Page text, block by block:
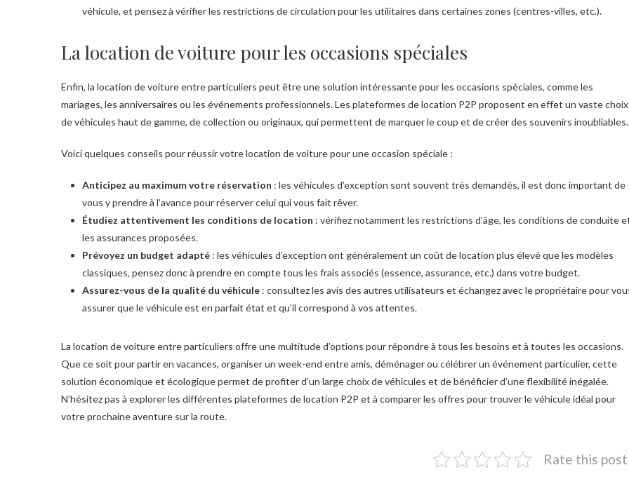
véhicule, et pensez à vérifier les restrictions de circulation pour les utilitaires dans certaines zones (centres-villes, etc.).
La location de voiture pour les occasions spéciales
Enfin, la location de voiture entre particuliers peut être une solution intéressante pour les occasions spéciales, comme les
mariages, les anniversaires ou les événements professionnels. Les plateformes de location P2P proposent en effet un vaste choix
de véhicules haut de gamme, de collection ou originaux, qui permettent de marquer le coup et de créer des souvenirs inoubliables.
Voici quelques conseils pour réussir votre location de voiture pour une occasion spéciale :
Anticipez au maximum votre réservation : les véhicules d’exception sont souvent très demandés, il est donc important de
vous y prendre à l’avance pour réserver celui qui vous fait rêver.
Étudiez attentivement les conditions de location : vérifiez notamment les restrictions d’âge, les conditions de conduite
les assurances proposées.
Prévoyez un budget adapté : les véhicules d’exception ont généralement un coût de location plus élevé que les modèles
classiques, pensez donc à prendre en compte tous les frais associés (essence, assurance, etc.) dans votre budget.
Assurez-vous de la qualité du véhicule : consultez les avis des autres utilisateurs et échangez avec le propriétaire pour
assurer que le véhicule est en parfait état et qu’il correspond à vos attentes.
La location de voiture entre particuliers offre une multitude d’options pour répondre à tous les besoins et à toutes les occasions.
Que ce soit pour partir en vacances, organiser un week-end entre amis, déménager ou célébrer un événement particulier, cette
solution économique et écologique permet de profiter d’un large choix de véhicules et de bénéficier d’une flexibilité inégalée.
N’hésitez pas à explorer les différentes plateformes de location P2P et à comparer les offres pour trouver le véhicule idéal pour
votre prochaine aventure sur la route.
Rate this post